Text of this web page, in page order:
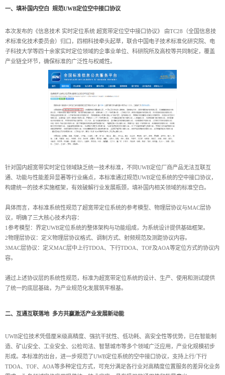
一、填补国内空白 规范UWB定位空中接口协议
本次发布的《信息技术 实时定位系统 超宽带定位空中接口协议》 由TC28（全国信息技
术标准化技术委员会）归口，四相科技牵头起草，联合中国电子技术标准化研究院、电
子科技大学等四十余家实时定位领域的企事业单位、科研院所及高校等共同制定，覆盖
产业链全环节，确保标准的广泛性与权威性。
针对国内超宽带实时定位领域缺乏统一技术标准，不同UWB定位厂商产品无法互联互
通、功能与性能差异显著等行业痛点，本标准通过规范UWB定位系统的空中接口协议，
构建统一的技术实施框架，有效破解行业发展瓶颈，填补国内相关领域的标准空白。
具体而言，本标准系统性规范了超宽带定位系统的参考模型、物理层协议与MAC层协
议，明确了三大核心技术内容：
1参考模型：界定UWB定位系统的整体架构与功能组成，为系统设计提供基础框架。
2物理层协议：定义物理层协议格式、调制方式、射频规范及测距协议内容。
3MAC层协议：定义MAC层中上行TDOA、下行TDOA、TOF及AOA等定位方式的协议内
容。
通过上述协议层的系统性规范，标准为超宽带定位系统的设计、生产、使用和测试提供
了统一的底层基础，为产业规范化发展筑牢根基。
二、互通互联落地 多方共赢激活产业发展新动能
UWB定位技术凭借厘米级高精度、强抗干扰性、低功耗、高安全性等优势，已在智能制
造、矿山安全、工业安全、公检司法、智慧城市等多个领域广泛应用，产业化规模初步
形成。本标准的出台，进一步规范了UWB定位系统的空中接口协议，支持上行/下行
TDOA、TOF、AOA等多种定位方式，可充分满足各行业对高精度位置服务的差异化业务